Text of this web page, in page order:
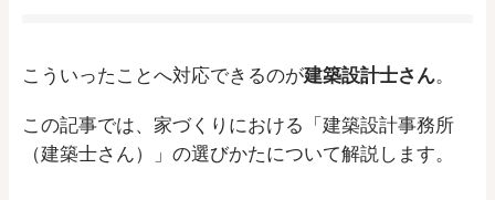
こういったことへ対応できるのが建築設計士さん。
この記事では、家づくりにおける「建築設計事務所
（建築士さん）」の選びかたについて解説します。